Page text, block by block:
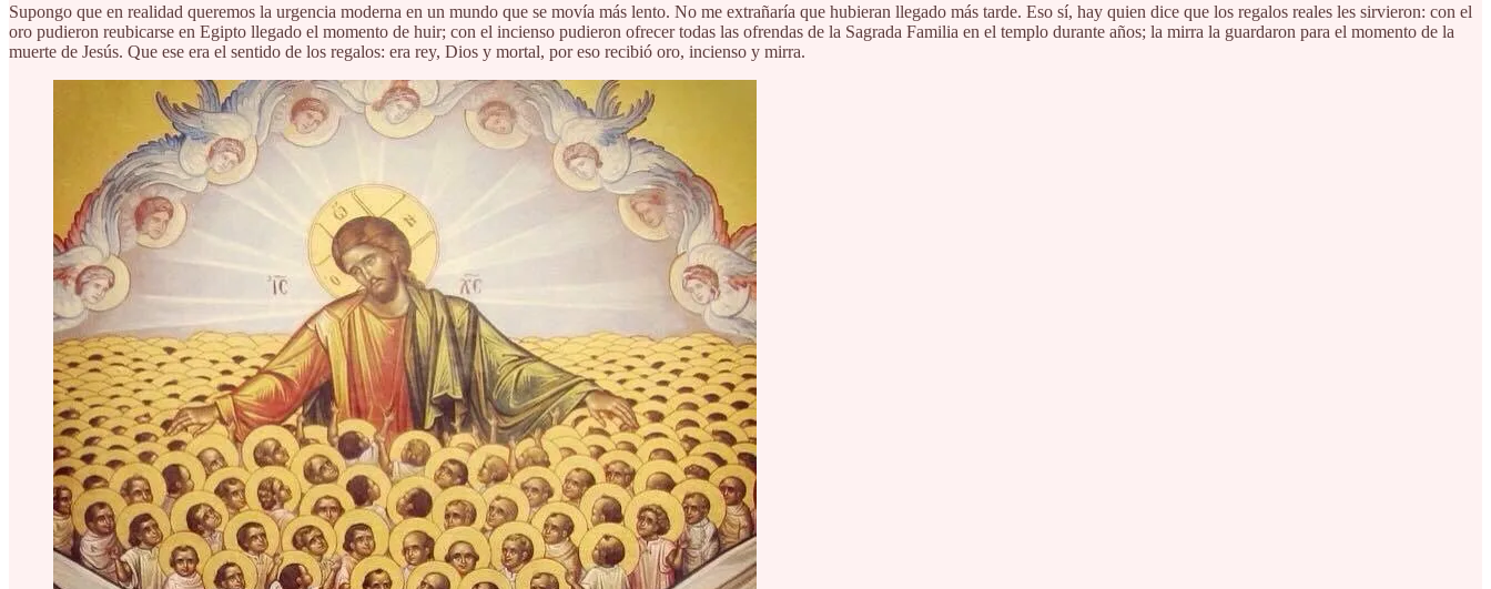
Supongo que en realidad queremos la urgencia moderna en un mundo que se movía más lento. No me extrañaría que hubieran llegado más tarde. Eso sí, hay quien dice que los regalos reales les sirvieron: con el
oro pudieron reubicarse en Egipto llegado el momento de huir; con el incienso pudieron ofrecer todas las ofrendas de la Sagrada Familia en el templo durante años; la mirra la guardaron para el momento de la
muerte de Jesús. Que ese era el sentido de los regalos: era rey, Dios y mortal, por eso recibió oro, incienso y mirra.